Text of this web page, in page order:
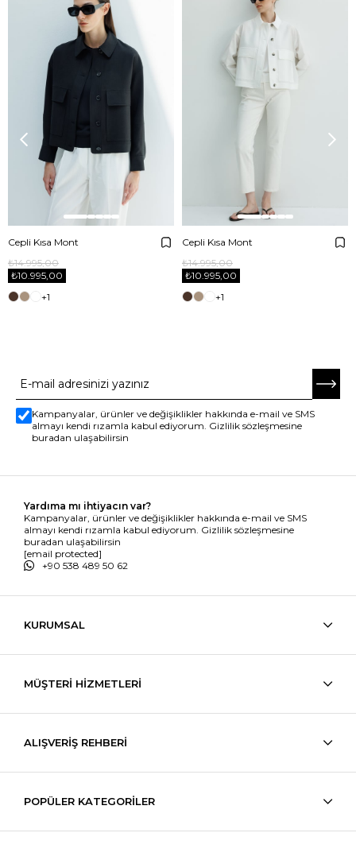
Cepli Kısa Mont
₺10.995,00
₺14.995,00
+1
Cepli Kısa Mont
₺10.995,00
₺14.995,00
+1
Kampanyalar, ürünler ve değişiklikler hakkında e-mail ve SMS
almayı kendi rızamla kabul ediyorum. Gizlilik sözleşmesine
buradan ulaşabilirsin
Yardıma mı ihtiyacın var?
Kampanyalar, ürünler ve değişiklikler hakkında e-mail ve SMS
almayı kendi rızamla kabul ediyorum. Gizlilik sözleşmesine
buradan ulaşabilirsin
[email protected]
+90 538 489 50 62
KURUMSAL
MÜŞTERİ HİZMETLERİ
ALIŞVERİŞ REHBERİ
POPÜLER KATEGORİLER